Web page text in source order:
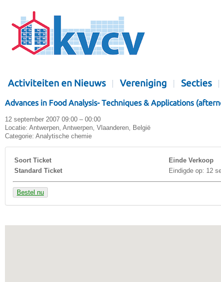
Activiteiten en Nieuws Vereniging Secties
Advances in Food Analysis- Techniques & Applications
12 september 2007 09:00 – 00:00
Locatie: Antwerpen, Antwerpen, Vlaanderen, België
Categorie: Analytische chemie
Soort Ticket
Einde Verkoop
Standard Ticket
Eindigde op: 12
Bestel nu